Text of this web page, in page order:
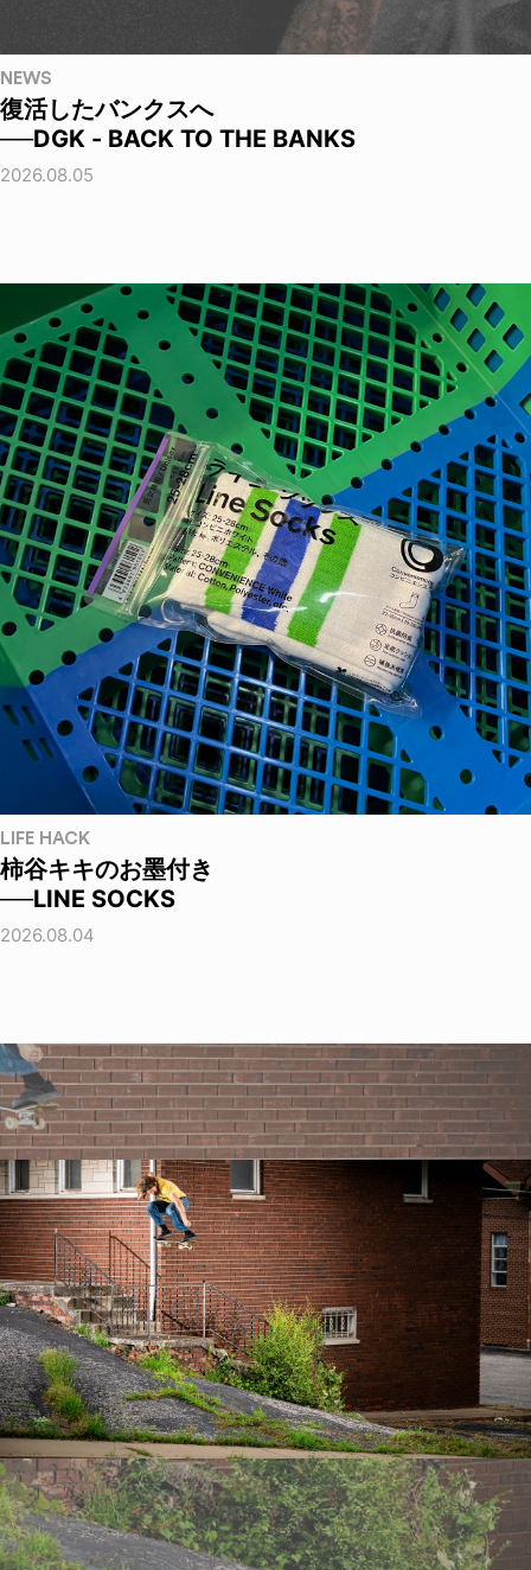
NEWS
復活したバンクスへ
──DGK - BACK TO THE BANKS
2026.08.05
LIFE HACK
柿谷キキのお墨付き
──LINE SOCKS
2026.08.04